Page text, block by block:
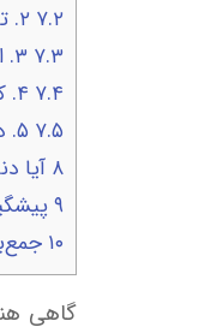
۷.۲ ۲. ترمیم و کوچک کردن دندان (Contouring & Composite)
۷.۳ ۳. ارتودنسی
۷.۴
۷.۵
۸ آیا
۹
۱۰
گاهی